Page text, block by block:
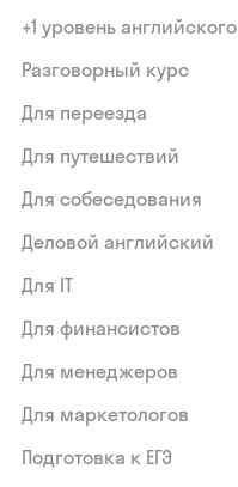
+1 уровень английского
Разговорный курс
Для переезда
Для путешествий
Для собеседования
Деловой английский
Для IT
Для финансистов
Для менеджеров
Для маркетологов
Подготовка к ЕГЭ